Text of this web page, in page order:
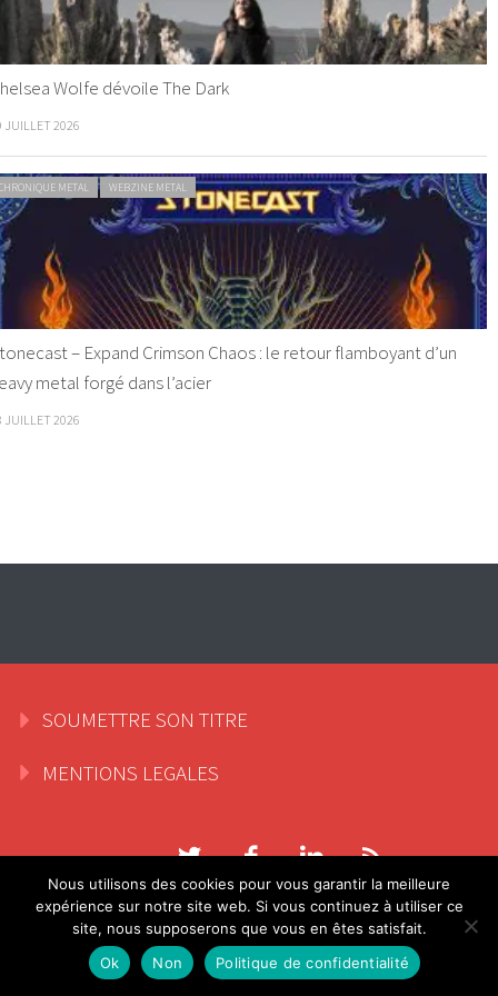
Wolfe dévoile The Dark
JUILLET 2026
METAL WEBZINE METAL
– Expand Crimson Chaos : le retour flamboyant d’un
metal forgé dans l’acier
JUILLET 2026
SOUMETTRE SON TITRE
MENTIONS LEGALES
Nous utilisons des cookies pour vous garantir la meilleure
expérience sur notre site web. Si vous continuez à utiliser ce
site, nous supposerons que vous en êtes satisfait.
Ok
Non Politique de confidentialité